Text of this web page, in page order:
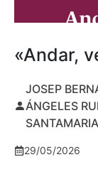
«Andar,
JOSEP
ÁNGELES
SANTAMARIA
29/05/2026